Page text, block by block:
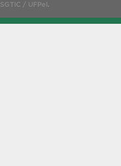
SGTIC / UFPel.